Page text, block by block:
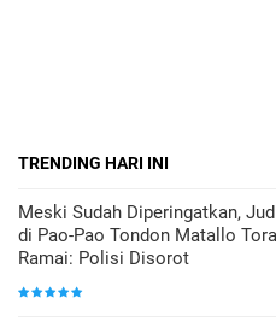
TRENDING HARI INI
Meski Sudah Diperingatkan,
di Pao-Pao Tondon Matallo
Ramai: Polisi Disorot